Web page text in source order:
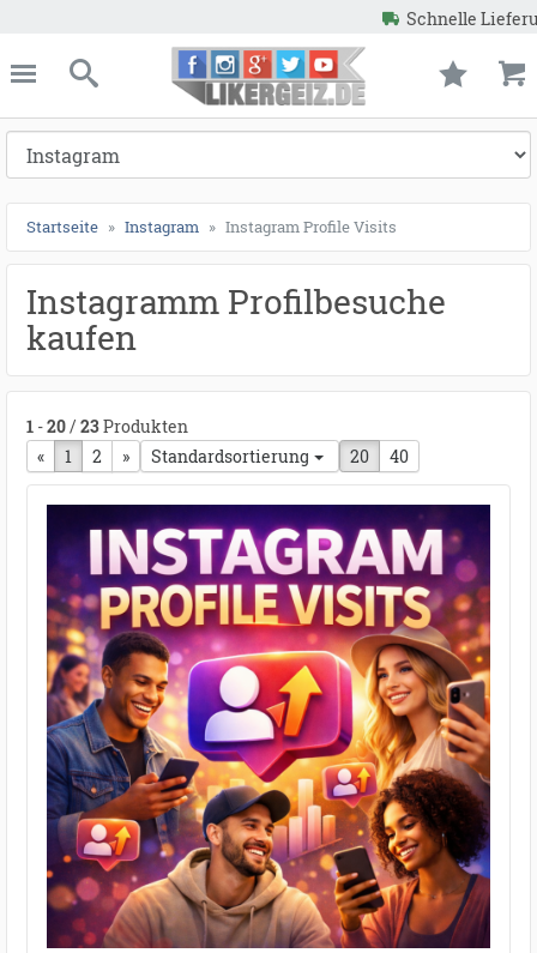
Garantierte Ergebnisse
Likergeiz.de
schließen
Suche
Startseite Instagram Instagram Profile Visits
Instagramm Profilbesuche
kaufen
1 -20/ 23Produkten
« vorherige Seite
1 2 nächste Seite
» Standardsortierung 20 40